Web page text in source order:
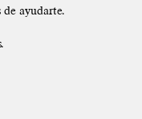
de ayudarte.